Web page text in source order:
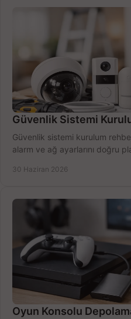
Güvenlik Sistemi
Güvenlik sistemi kurulum
alarm ve ağ ayarlarını doğru
30 Haziran 2026
Oyun Konsolu